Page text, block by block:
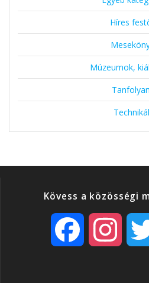
Híres
Múzeumok,
Kövess a közösségi